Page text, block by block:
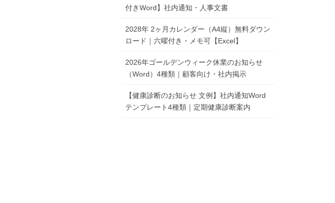
付きWord】社内通知・人事文書
2028年 2ヶ月カレンダー（A4縦）無料ダウン
ロード｜六曜付き・メモ可【Excel】
2026年ゴールデンウィーク休業のお知らせ
（Word）4種類｜顧客向け・社内掲示
【健康診断のお知らせ 文例】社内通知Word
テンプレート4種類｜定期健康診断案内